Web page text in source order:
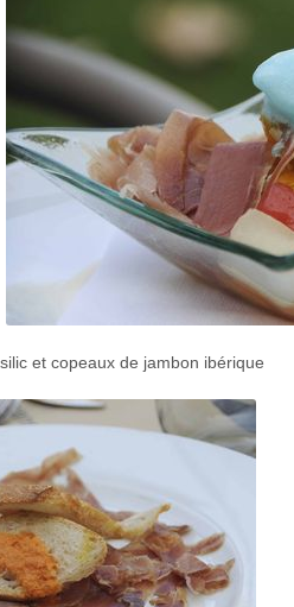
et copeaux de jambon ibérique